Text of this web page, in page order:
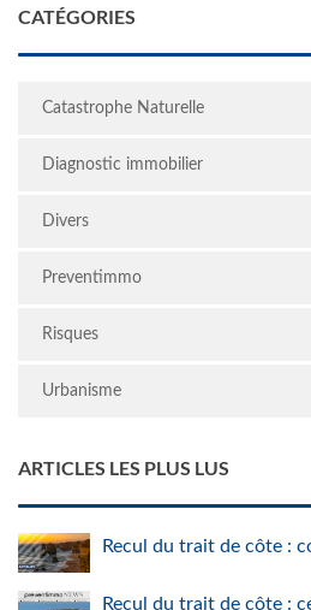
CATÉGORIES
Catastrophe Naturelle
Diagnostic immobilier
Divers
Preventimmo
Risques
Urbanisme
ARTICLES LES PLUS LUS
Recul du trait de côte :
Recul du trait de côte :